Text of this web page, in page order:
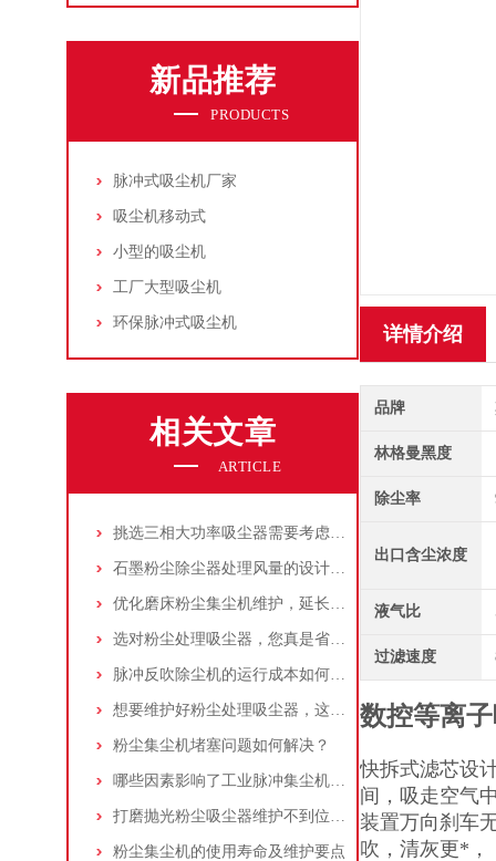
新品推荐
PRODUCTS
脉冲式吸尘机厂家
吸尘机移动式
小型的吸尘机
工厂大型吸尘机
环保脉冲式吸尘机
相关文章
ARTICLE
挑选三相大功率吸尘器需要考虑哪些问题？
石墨粉尘除尘器处理风量的设计，你了解多少
优化磨床粉尘集尘机维护，延长设备寿命
选对粉尘处理吸尘器，您真是省了很多事！
脉冲反吹除尘机的运行成本如何控制和优化？
想要维护好粉尘处理吸尘器，这几个措施真的很重要！
粉尘集尘机堵塞问题如何解决？
哪些因素影响了工业脉冲集尘机的使用寿命？
打磨抛光粉尘吸尘器维护不到位，那是你没有注意这些而已！
粉尘集尘机的使用寿命及维护要点
详情介绍
品牌
林格曼黑度
除尘率
出口含尘浓度
液气比
过滤速度
数控等离
快拆式滤芯设
间，吸走空气
装置万向刹车
吹，清灰更*，